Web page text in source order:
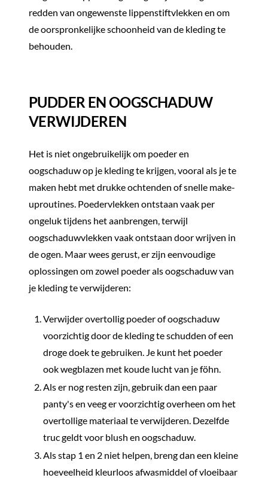
redden van ongewenste lippenstiftvlekken en om
de oorspronkelijke schoonheid van de kleding te
behouden.
PUDDER EN OOGSCHADUW
VERWIJDEREN
Het is niet ongebruikelijk om poeder en
oogschaduw op je kleding te krijgen, vooral als je te
maken hebt met drukke ochtenden of snelle make-
uproutines. Poedervlekken ontstaan vaak per
ongeluk tijdens het aanbrengen, terwijl
oogschaduwvlekken vaak ontstaan door wrijven in
de ogen. Maar wees gerust, er zijn eenvoudige
oplossingen om zowel poeder als oogschaduw van
je kleding te verwijderen:
Verwijder overtollig poeder of oogschaduw
voorzichtig door de kleding te schudden of een
droge doek te gebruiken. Je kunt het poeder
ook wegblazen met koude lucht van je föhn.
Als er nog resten zijn, gebruik dan een paar
panty's en veeg er voorzichtig overheen om het
overtollige materiaal te verwijderen. Dezelfde
truc geldt voor blush en oogschaduw.
Als stap 1 en 2 niet helpen, breng dan een kleine
hoeveelheid kleurloos afwasmiddel of vloeibaar